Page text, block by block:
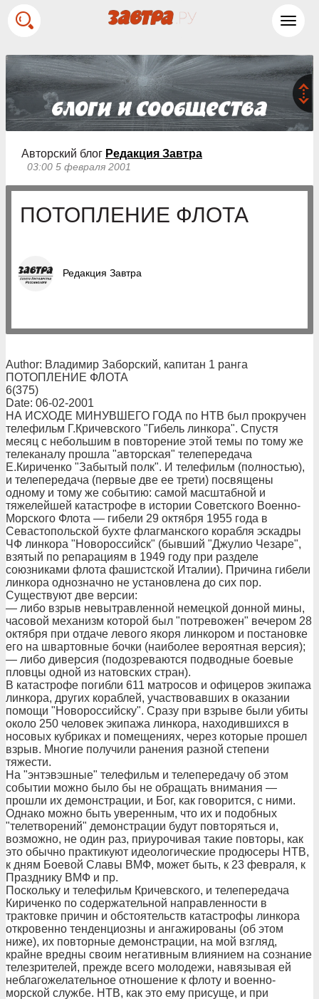
Авторский блог Редакция Завтра
03:00 5 февраля 2001
ПОТОПЛЕНИЕ ФЛОТА
Редакция Завтра
Author: Владимир Заборский, капитан 1 ранга
ПОТОПЛЕНИЕ ФЛОТА
6(375)
Date: 06-02-2001
НА ИСХОДЕ МИНУВШЕГО ГОДА по НТВ был прокручен
телефильм Г.Кричевского "Гибель линкора". Спустя
месяц с небольшим в повторение этой темы по тому же
телеканалу прошла "авторская" телепередача
Е.Кириченко "Забытый полк". И телефильм (полностью),
и телепередача (первые две ее трети) посвящены
одному и тому же событию: самой масштабной и
тяжелейшей катастрофе в истории Советского Военно-
Морского Флота — гибели 29 октября 1955 года в
Севастопольской бухте флагманского корабля эскадры
ЧФ линкора "Новороссийск" (бывший "Джулио Чезаре",
взятый по репарациям в 1949 году при разделе
союзниками флота фашистской Италии). Причина гибели
линкора однозначно не установлена до сих пор.
Существуют две версии:
— либо взрыв невытравленной немецкой донной мины,
часовой механизм которой был "потревожен" вечером 28
октября при отдаче левого якоря линкором и постановке
его на швартовные бочки (наиболее вероятная версия);
— либо диверсия (подозреваются подводные боевые
пловцы одной из натовских стран).
В катастрофе погибли 611 матросов и офицеров экипажа
линкора, других кораблей, участвовавших в оказании
помощи "Новороссийску". Сразу при взрыве были убиты
около 250 человек экипажа линкора, находившихся в
носовых кубриках и помещениях, через которые прошел
взрыв. Многие получили ранения разной степени
тяжести.
На "энтэвэшные" телефильм и телепередачу об этом
событии можно было бы не обращать внимания —
прошли их демонстрации, и Бог, как говорится, с ними.
Однако можно быть уверенным, что их и подобных
"телетворений" демонстрации будут повторяться и,
возможно, не один раз, приурочивая такие повторы, как
это обычно практикуют идеологические продюсеры НТВ,
к дням Боевой Славы ВМФ, может быть, к 23 февраля, к
Празднику ВМФ и пр.
Поскольку и телефильм Кричевского, и телепередача
Кириченко по содержательной направленности в
трактовке причин и обстоятельств катастрофы линкора
откровенно тенденциозны и ангажированы (об этом
ниже), их повторные демонстрации, на мой взгляд,
крайне вредны своим негативным влиянием на сознание
телезрителей, прежде всего молодежи, навязывая ей
неблагожелательное отношение к флоту и военно-
морской службе. НТВ, как это ему присуще, и при